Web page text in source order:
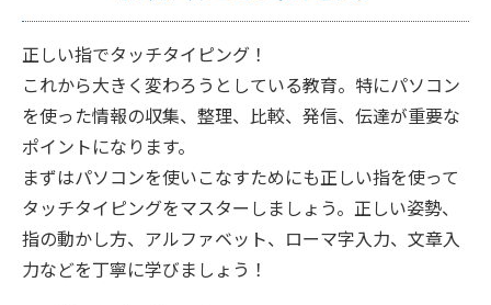
正しい指でタッチタイピング！
これから大きく変わろうとしている教育。特にパソコン
を使った情報の収集、整理、比較、発信、伝達が重要な
ポイントになります。
まずはパソコンを使いこなすためにも正しい指を使って
タッチタイピングをマスターしましょう。正しい姿勢、
指の動かし方、アルファベット、ローマ字入力、文章入
力などを丁寧に学びましょう！